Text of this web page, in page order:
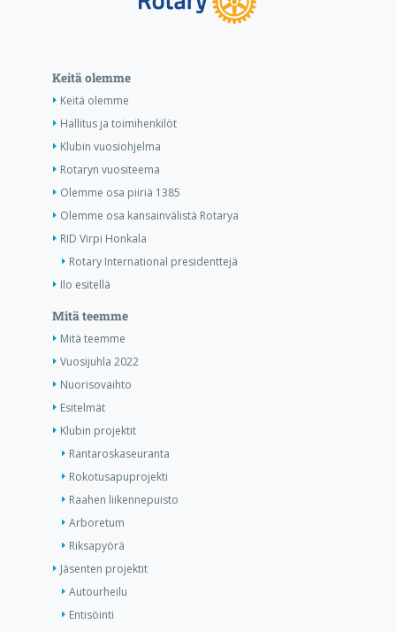
Keitä olemme
Keitä olemme
Hallitus ja toimihenkilöt
Klubin vuosiohjelma
Rotaryn vuositeema
Olemme osa piiriä 1385
Olemme osa kansainvälistä Rotarya
RID Virpi Honkala
Rotary International presidenttejä
Ilo esitellä
Mitä teemme
Mitä teemme
Vuosijuhla 2022
Nuorisovaihto
Esitelmät
Klubin projektit
Rantaroskaseuranta
Rokotusapuprojekti
Raahen liikennepuisto
Arboretum
Riksapyörä
Jäsenten projektit
Autourheilu
Entisöinti